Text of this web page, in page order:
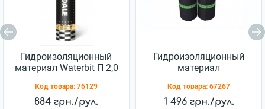
Гидроизоляционный
материал Waterbit П 2,0
Код товара: 76129
884 грн./рул.
Гидроизоляционный
материал
Код товара: 67267
1 496 грн./рул.